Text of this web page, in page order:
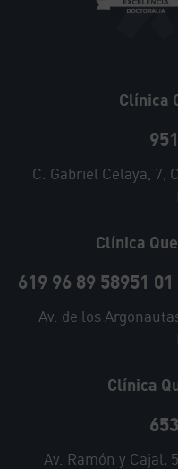
Clínica
C. Gabriel Celaya, 7,
Clínica
619 96 89 58951
Av. de los
Clínica
Av. Ramón y Cajal,